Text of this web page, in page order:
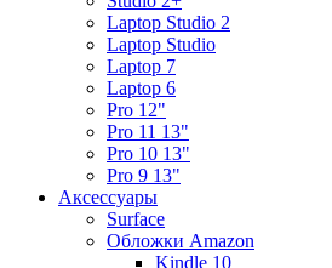
Laptop Studio 2
Laptop Studio
Laptop 7
Laptop 6
Pro 12"
Pro 11 13"
Pro 10 13"
Pro 9 13"
Аксессуары
Surface
Обложки Amazon
Kindle 10